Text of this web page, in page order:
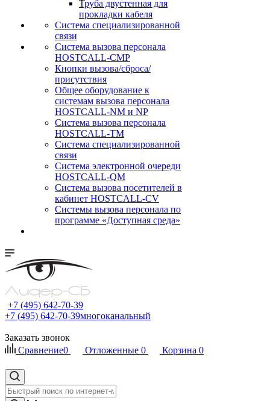
Труба двустенная для
прокладки кабеля
Система специализированной
связи
Cистема вызова персонала
HOSTCALL-CMP
Кнопки вызова/сброса/
присутствия
Общее оборудование к
системам вызова персонала
HOSTCALL-NM и NP
Система вызова персонала
HOSTCALL-TM
Система специализированной
связи
Система электронной очереди
HOSTCALL-QM
Cистема вызова посетителей в
кабинет HOSTCALL-CV
Системы вызова персонала по
программе «Доступная среда»
+7 (495) 642-70-39
+7 (495) 642-70-39многоканальный
Заказать звонок
Сравнение0 Отложенные 0 Корзина 0